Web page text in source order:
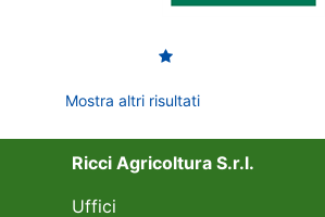
Mostra altri risultati
Ricci Agricoltura S.r.l.
Uffici